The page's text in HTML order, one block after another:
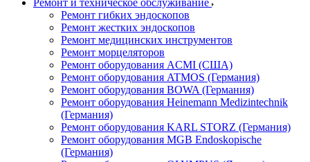
Ремонт и техническое обслуживание
Ремонт гибких эндоскопов
Ремонт жестких эндоскопов
Ремонт медицинских инструментов
Ремонт морцеляторов
Ремонт оборудования ACMI (США)
Ремонт оборудования ATMOS (Германия)
Ремонт оборудования BOWA (Германия)
Ремонт оборудования Heinemann Medizintechnik
(Германия)
Ремонт оборудования KARL STORZ (Германия)
Ремонт оборудования MGB Endoskopische
(Германия)